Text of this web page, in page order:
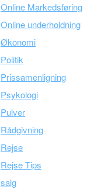
Online Markedsføring
Online underholdning
Økonomi
Politik
Prissamenligning
Psykologi
Pulver
Rådgivning
Rejse
Rejse Tips
salg